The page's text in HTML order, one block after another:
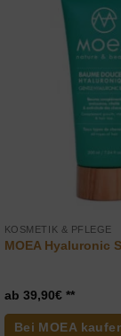
KOSMETIK & PFLEGE
MOEA Hyaluronic
39,90€
Bei MOEA